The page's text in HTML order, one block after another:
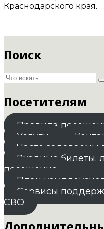
Краснодарского края.
Поиск
Посетителям
Правила
Услуги
Часто задаваемы
Входные билеты.
посещение
План
Сервисы
СВО